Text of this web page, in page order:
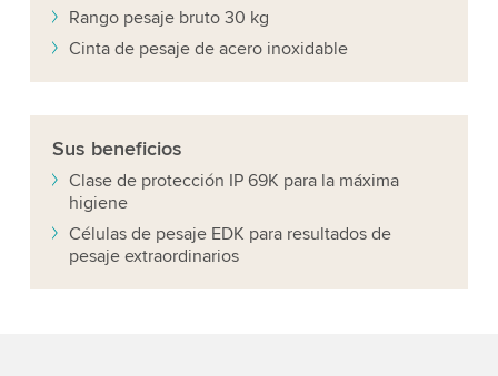
Rango pesaje bruto 30 kg
Cinta de pesaje de acero inoxidable
Sus beneficios
Clase de protección IP 69K para la máxima
higiene
Células de pesaje EDK para resultados de
pesaje extraordinarios